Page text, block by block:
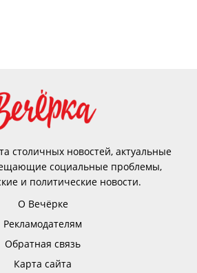
столичных новостей, актуальные
социальные проблемы,
и политические новости.
О Вечёрке
Рекламодателям
Обратная связь
Карта сайта